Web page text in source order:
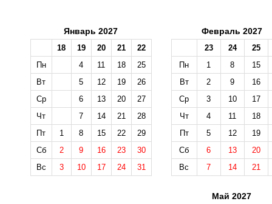
Январь 2027
18 19 20 21
22
Пн
4 11 18
25
Вт
5 12 19
26
Ср
6 13 20
27
Чт
7 14 21
28
Пт
1 8 15 22
29
Сб
2 9 16 23
30
Вс
3 10 17 24 31
Февраль 2027
23 24
25
Пн
1 8
15
Вт
2 9
16
Ср
3 10
17
Чт
4 11
18
Пт
5 12
19
Сб
6 13
20
Вс
7 14 21
Май 2027